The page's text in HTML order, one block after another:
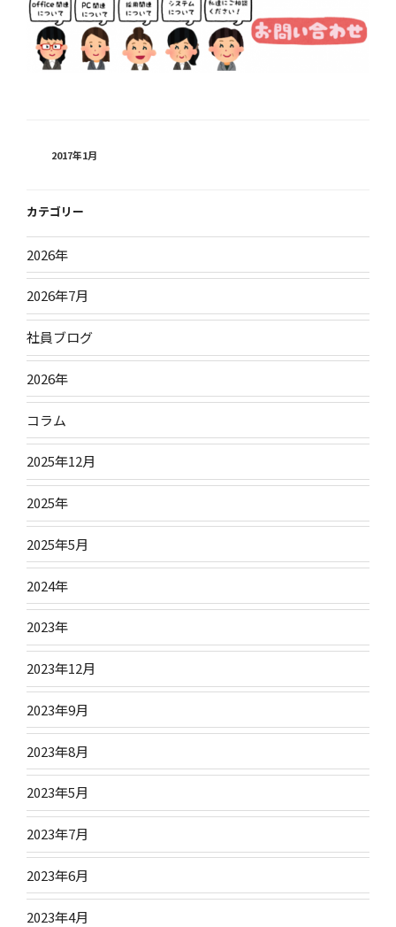
カ
リ
ー
2017年1月
カテゴリー
2026年
2026年7月
社員ブログ
2026年
コラム
2025年12月
2025年
2025年5月
2024年
2023年
2023年12月
2023年9月
2023年8月
2023年5月
2023年7月
2023年6月
2023年4月